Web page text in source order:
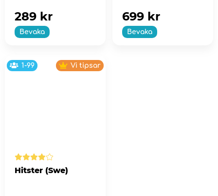
Bevaka
289 kr
Bevaka
699 kr
1-99 Vi tipsar
Hitster (Swe)